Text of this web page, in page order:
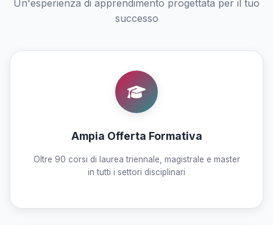
Un'esperienza di apprendimento progettata per il tuo
successo
Ampia Offerta Formativa
Oltre 90 corsi di laurea triennale, magistrale e master
in tutti i settori disciplinari